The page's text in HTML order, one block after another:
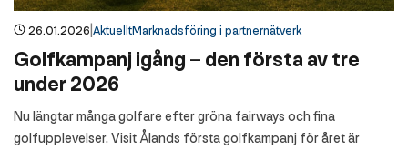
26.01.2026 AktuelltMarknadsföring i partnernätverk
Golfkampanj igång – den första av tre
under 2026
Nu längtar många golfare efter gröna fairways och fina
golfupplevelser. Visit Ålands första golfkampanj för året är